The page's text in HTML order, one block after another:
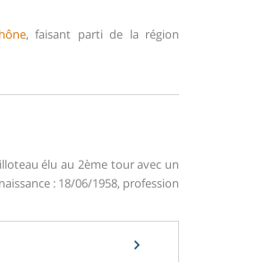
, faisant parti de la région
élu au 2ème tour avec un
: 18/06/1958, profession